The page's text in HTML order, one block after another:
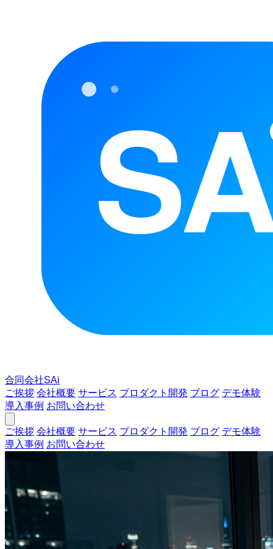
合同会社SAi
ご挨拶 会社概要 サービス プロダクト開発 ブログ デモ体験
導入事例 お問い合わせ
ご挨拶 会社概要 サービス プロダクト開発 ブログ デモ体験
導入事例 お問い合わせ